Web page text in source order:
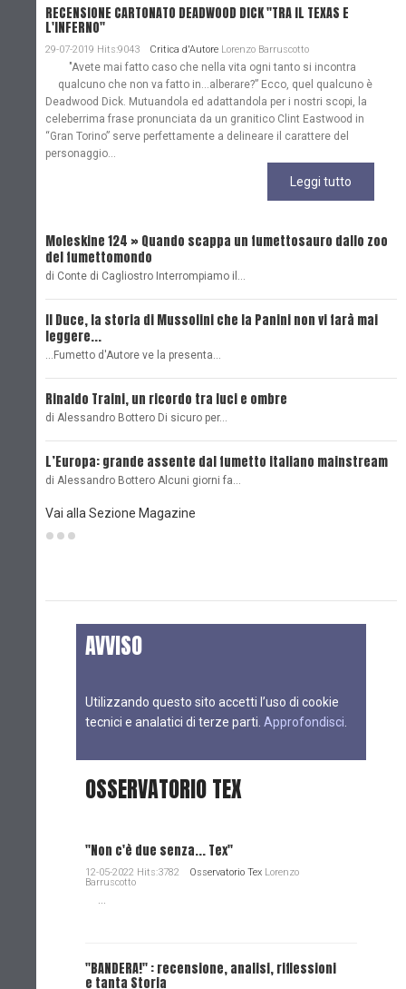
RECENSIONE CARTONATO DEADWOOD DICK "TRA IL TEXAS E
L'INFERNO"
29-07-2019 Hits:9043 Critica d'Autore Lorenzo Barruscotto
"Avete mai fatto caso che nella vita ogni tanto si incontra
qualcuno che non va fatto in…alberare?” Ecco, quel qualcuno è
Deadwood Dick. Mutuandola ed adattandola per i nostri scopi, la
celeberrima frase pronunciata da un granitico Clint Eastwood in
“Gran Torino” serve perfettamente a delineare il carattere del
personaggio...
Leggi tutto
Moleskine 124 » Quando scappa un fumettosauro dallo zoo
del fumettomondo
di Conte di Cagliostro Interrompiamo il…
Il Duce, la storia di Mussolini che la Panini non vi farà mai
leggere...
...Fumetto d'Autore ve la presenta…
Rinaldo Traini, un ricordo tra luci e ombre
di Alessandro Bottero Di sicuro per…
L’Europa: grande assente dal fumetto italiano mainstream
di Alessandro Bottero Alcuni giorni fa…
Vai alla Sezione Magazine
AVVISO
Utilizzando questo sito accetti l’uso di cookie
tecnici e analatici di terze parti. Approfondisci
OSSERVATORIO TEX
"Non c'è due senza... Tex"
12-05-2022 Hits:3782 Osservatorio Tex Lorenzo
Barruscotto
"BANDERA!" : recensione, analisi, riflessioni
e tanta Storia